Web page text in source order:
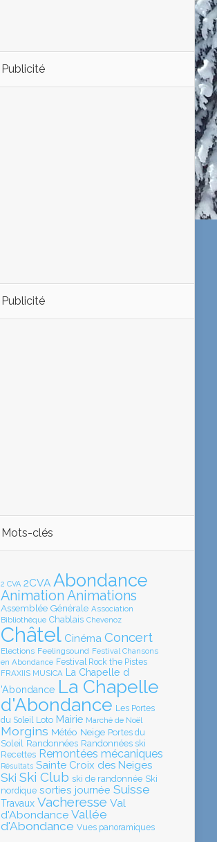
Publicité
Publicité
Mots-clés
2 CVA 2CVA Abondance
Animation Animations
Assemblée Générale Association
Bibliothèque Chablais Chevenoz
Châtel Cinéma Concert
Elections Feelingsound Festival Chansons
en Abondance Festival Rock the Pistes
FRAXIIS MUSICA
La Chapelle d
'Abondance La Chapelle
d'Abondance Les Portes
du Soleil Loto Mairie Marché de Noël
Morgins Météo Neige Portes du
Soleil Randonnées Randonnées ski
Recettes Remontées mécaniques
Résultats Sainte Croix des Neiges
Ski Ski Club ski de randonnée Ski
nordique sorties journée Suisse
Travaux Vacheresse Val
d'Abondance Vallée
d'Abondance Vues panoramiques